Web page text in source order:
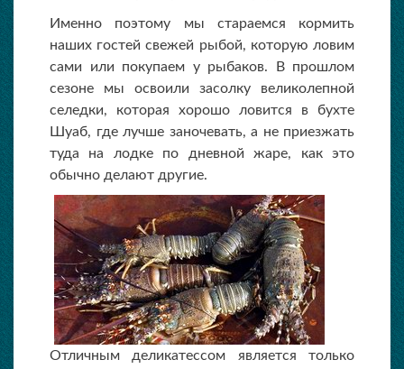
Именно поэтому мы стараемся кормить
наших гостей свежей рыбой, которую ловим
сами или покупаем у рыбаков. В прошлом
сезоне мы освоили засолку великолепной
селедки, которая хорошо ловится в бухте
Шуаб, где лучше заночевать, а не приезжать
туда на лодке по дневной жаре, как это
обычно делают другие.
Отличным деликатессом является только